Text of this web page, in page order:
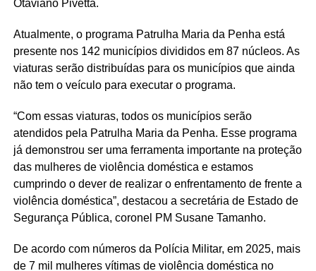
Otaviano Pivetta.
Atualmente, o programa Patrulha Maria da Penha está
presente nos 142 municípios divididos em 87 núcleos. As
viaturas serão distribuídas para os municípios que ainda
não tem o veículo para executar o programa.
“Com essas viaturas, todos os municípios serão
atendidos pela Patrulha Maria da Penha. Esse programa
já demonstrou ser uma ferramenta importante na proteção
das mulheres de violência doméstica e estamos
cumprindo o dever de realizar o enfrentamento de frente a
violência doméstica”, destacou a secretária de Estado de
Segurança Pública, coronel PM Susane Tamanho.
De acordo com números da Polícia Militar, em 2025, mais
de 7 mil mulheres vítimas de violência doméstica no